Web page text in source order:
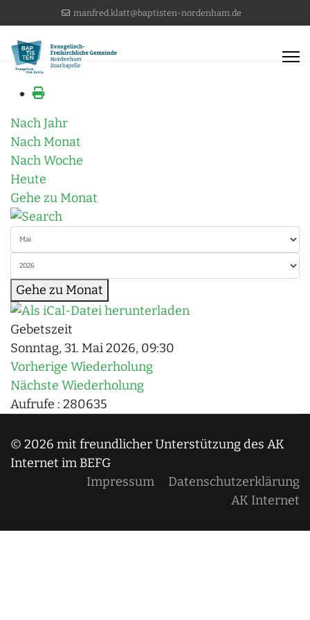
manfred.klatt@baptisten-nordenham.de
Nach Jahr
Nach Monat
Nach Woche
Heute
Gehe zu Monat
Gehe zu Monat
Gebetszeit
Sonntag, 31. Mai 2026, 09:30
Vorherige Wiederholung
Nächste Wiederholung
Aufrufe : 280635
© 2026 mit freundlicher Unterstützung des AK
Internet im BEFG
Impressum
Datenschutzerklärung
AK Internet